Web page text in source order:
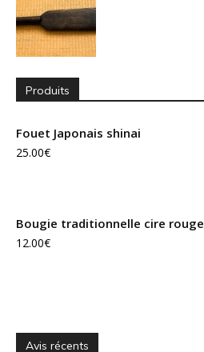
Produits
Fouet Japonais shinai
25.00€
Bougie traditionnelle cire rouge
12.00€
Avis récents